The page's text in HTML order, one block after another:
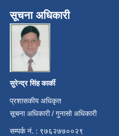
सूचना अधिकारी
सुरेन्द्र सिंह कार्की
प्रशासकीय अधिकृत
सूचना अधिकारी / गुनासो अधिकारी
सम्पर्क नं. : ९७६२७७००२९